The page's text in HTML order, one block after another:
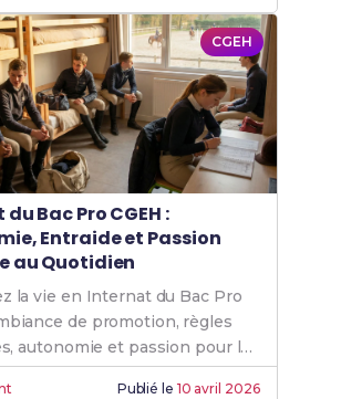
CGEH
Bac Pro CGEH :
Entraide et Passion
au Quotidien
la vie en Internat du Bac Pro
de promotion, règles
autonomie et passion pour les
cœur du lycée.
Publié le 10 avril 2026